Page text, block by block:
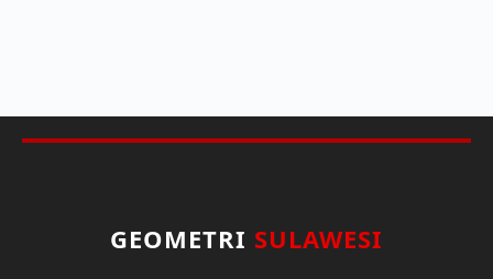
GEOMETRI SULAWESI